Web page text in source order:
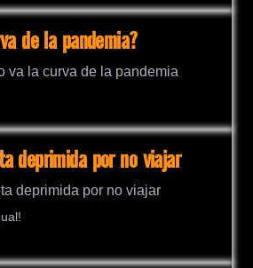
de la pandemia?
deprimida por no viajar